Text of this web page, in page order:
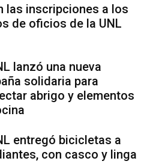
las inscripciones a los
de oficios de la UNL
lanzó una nueva
solidaria para
abrigo y elementos
entregó bicicletas a
con casco y linga